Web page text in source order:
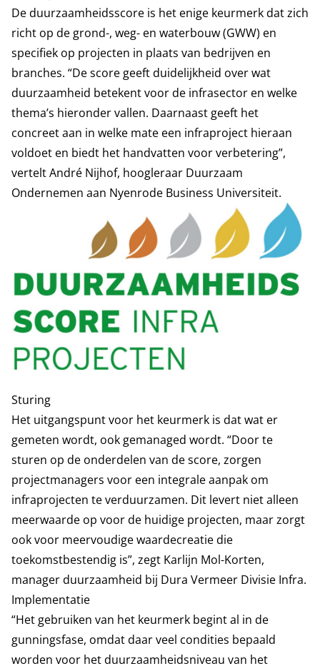
De duurzaamheidsscore is het enige keurmerk dat zich
richt op de grond-, weg- en waterbouw (GWW) en
specifiek op projecten in plaats van bedrijven en
branches. “De score geeft duidelijkheid over wat
duurzaamheid betekent voor de infrasector en welke
thema’s hieronder vallen. Daarnaast geeft het
concreet aan in welke mate een infraproject hieraan
voldoet en biedt het handvatten voor verbetering”,
vertelt André Nijhof, hoogleraar Duurzaam
Ondernemen aan Nyenrode Business Universiteit.
Sturing
Het uitgangspunt voor het keurmerk is dat wat er
gemeten wordt, ook gemanaged wordt. “Door te
sturen op de onderdelen van de score, zorgen
projectmanagers voor een integrale aanpak om
infraprojecten te verduurzamen. Dit levert niet alleen
meerwaarde op voor de huidige projecten, maar zorgt
ook voor meervoudige waardecreatie die
toekomstbestendig is”, zegt Karlijn Mol-Korten,
manager duurzaamheid bij Dura Vermeer Divisie Infra.
Implementatie
“Het gebruiken van het keurmerk begint al in de
gunningsfase, omdat daar veel condities bepaald
worden voor het duurzaamheidsniveau van het